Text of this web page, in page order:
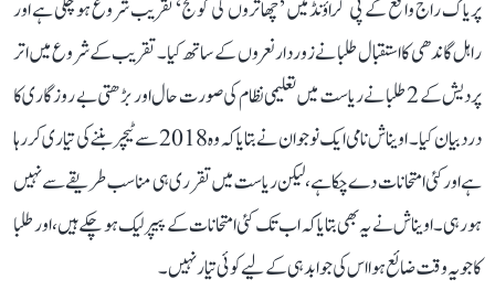
پریاگ راج واقع کے پی گراؤنڈ میں ’چھاتروں کی گونج‘ تقریب شروع ہو چکی ہے اور
راہل گاندھی کا استقبال طلبا نے زوردار نعروں کے ساتھ کیا۔ تقریب کے شروع میں اتر
پردیش کے 2 طلبا نے ریاست میں تعلیمی نظام کی صورت حال اور بڑھتی بے روزگاری کا
درد بیان کیا۔ اویناش نامی ایک نوجوان نے بتایا کہ وہ 2018 سے ٹیچر بننے کی تیاری کر رہا
ہے اور کئی امتحانات دے چکا ہے، لیکن ریاست میں تقرری ہی مناسب طریقے سے نہیں
ہو رہی۔ اویناش نے یہ بھی بتایا کہ اب تک کئی امتحانات کے پیپر لیک ہو چکے ہیں، اور طلبا
کا جو یہ وقت ضائع ہوا اس کی جوابدہی کے لیے کوئی تیار نہیں۔